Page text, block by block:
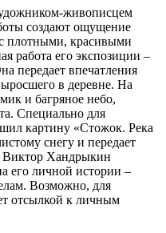
живописцем
создают ощущение
плотными, красивыми
работа его экспозиции –
передает впечатления
в деревне. На
и багряное небо,
Специально для
картину «Стожок. Река
снегу и передает
Виктор Хандрыкин
его личной истории –
Возможно, для
отсылкой к личным